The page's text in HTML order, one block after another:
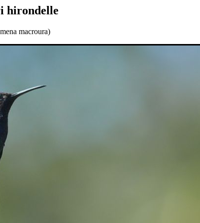
hirondelle
macroura)